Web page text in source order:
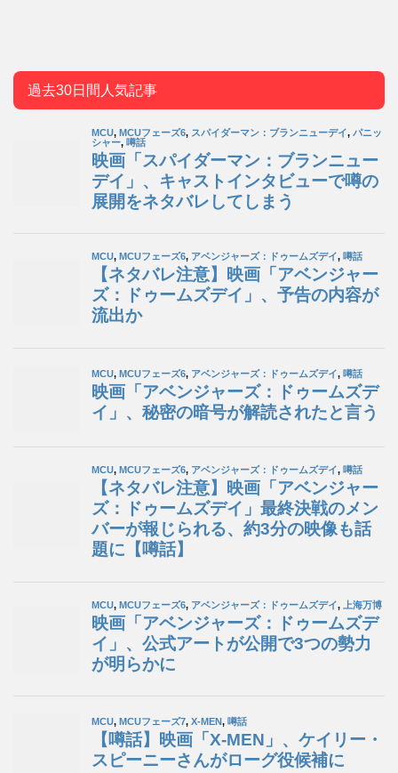
過去30日間人気記事